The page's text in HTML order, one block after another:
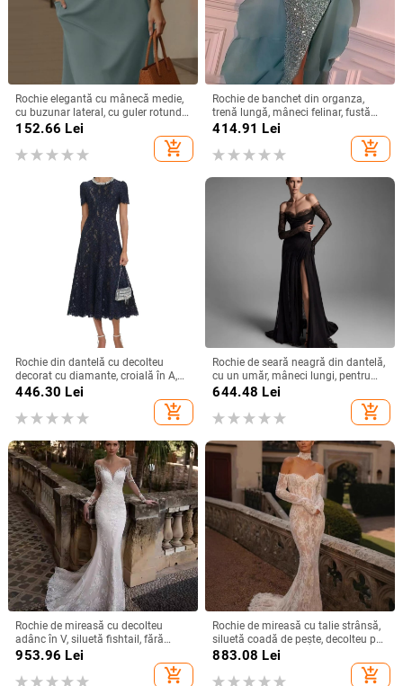
Rochie elegantă cu mânecă medie,
cu buzunar lateral, cu guler rotund,
versatilă, de culoare solidă, din
152.66 Lei
add_shopping_cart
Rochie de banchet din organza,
trenă lungă, mâneci felinar, fustă
lungă — Primăvara 2024
414.91 Lei
add_shopping_cart
Rochie din dantelă cu decolteu
decorat cu diamante, croială în A,
lungă, talie înaltă, mâneci scurte,
446.30 Lei
add_shopping_cart
Rochie de seară neagră din dantelă,
cu un umăr, mâneci lungi, pentru
petreceri de zi, defilări pe podium și
644.48 Lei
add_shopping_cart
Rochie de mireasă cu decolteu
adânc în V, siluetă fishtail, fără
spate, mâneci lungi, fustă lungă
953.96 Lei
add_shopping_cart
Rochie de mireasă cu talie strânsă,
siluetă coadă de pește, decolteu pe
un umăr, mâneci lungi, fustă lungă,
883.08 Lei
add_shopping_cart